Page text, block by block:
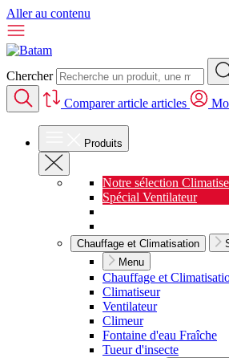
Aller au contenu
Chercher
Comparerarticle articles
Produits
Notre sélection
Spécial Ventilateur
Chauffage et Climatisation
Menu
Chauffage et
Climatiseur
Ventilateur
Climeur
Fontaine d'eau Fraîche
Tueur d'insecte